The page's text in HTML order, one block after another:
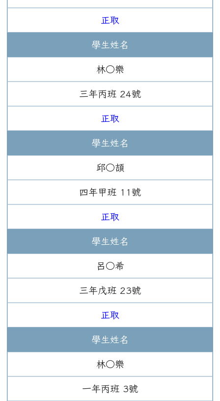
正取
學生姓名
林○樂
三年丙班 24號
正取
學生姓名
邱○頡
四年 甲班 11 號
正取
學生姓名
呂○希
三年 戊班 23號
正取
學生姓名
林○樂
一年丙班 3號